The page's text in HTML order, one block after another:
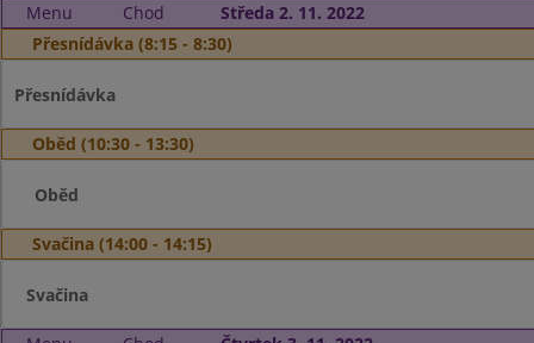
Menu Chod
Středa 2. 11. 2022
Přesnídávka (8:15 - 8:30)
Přesnídávka
Oběd (10:30 - 13:30)
Oběd
Svačina (14:00 - 14:15)
Svačina